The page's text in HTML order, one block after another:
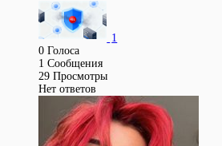
1
0 Голоса
1 Сообщения
29 Просмотры
Нет ответов